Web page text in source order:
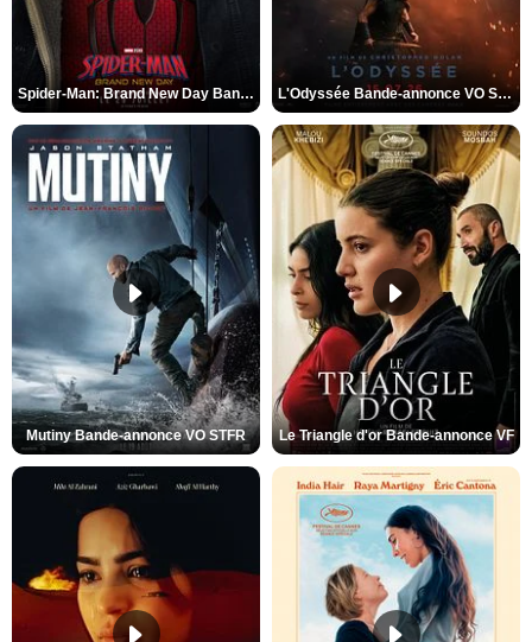
Spider-Man: Brand New Day Bande-annonce VO STFR L'Odyssée Bande-annonce VO STFR
Mutiny Bande-annonce VO STFR Le Triangle d'or Bande-annonce VF